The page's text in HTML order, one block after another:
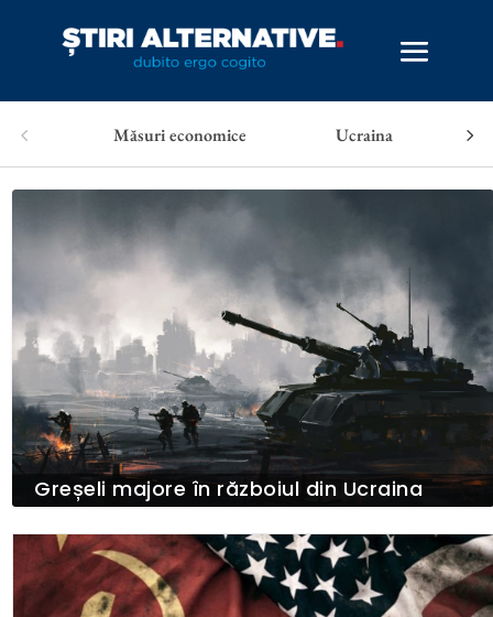
Măsuri economice Ucraina
Greșeli majore în războiul din Ucraina